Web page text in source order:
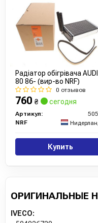
Радіатор обігрівача AUDI
80 86- (вир-во NRF)
0 отзывов
760 ₴ сегодня
Артикул:
NRF
Купить
ОРИГИНАЛЬНЫЕ
IVECO: